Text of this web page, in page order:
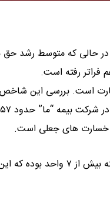
است. بررسی این
خسارت های جعلی است.